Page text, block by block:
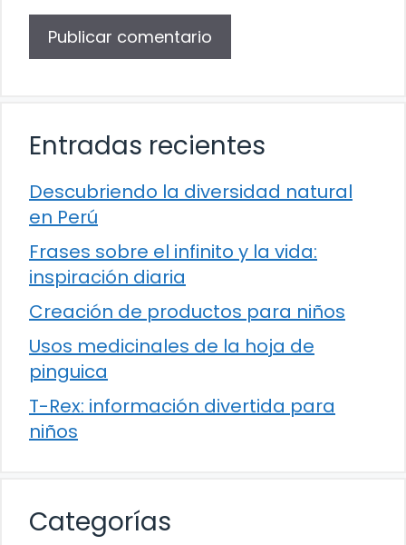
Entradas recientes
Descubriendo la diversidad natural
en Perú
Frases sobre el infinito y la vida:
inspiración diaria
Creación de productos para niños
Usos medicinales de la hoja de
pinguica
T-Rex: información divertida para
niños
Categorías